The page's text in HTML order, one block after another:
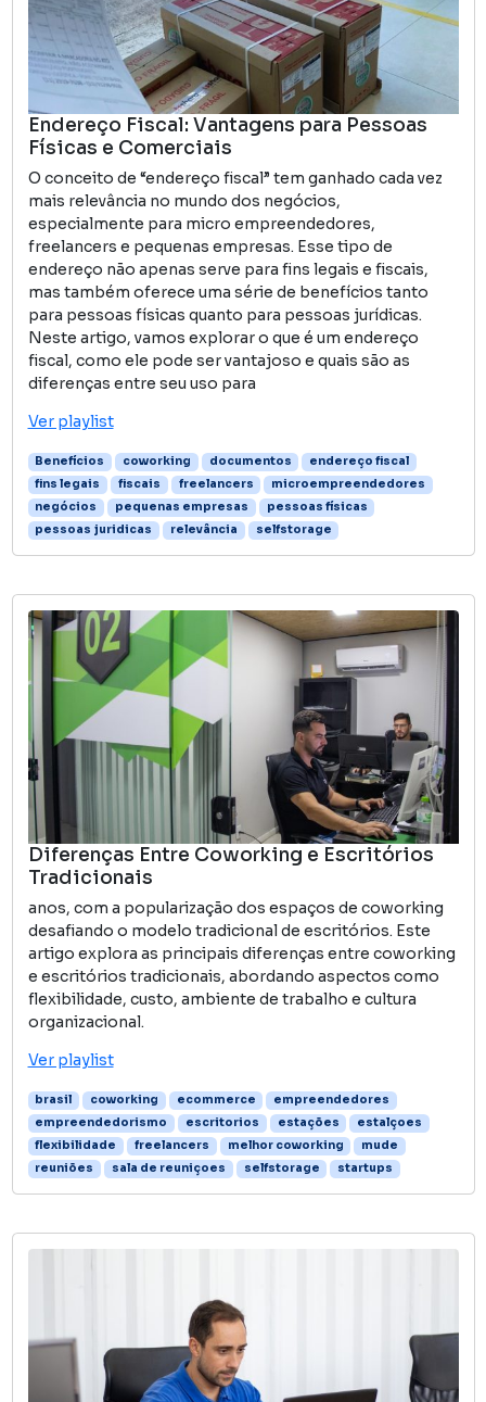
Endereço Fiscal: Vantagens para Pessoas
Físicas e Comerciais
O conceito de “endereço fiscal” tem ganhado cada vez
mais relevância no mundo dos negócios,
especialmente para micro empreendedores,
freelancers e pequenas empresas. Esse tipo de
endereço não apenas serve para fins legais e fiscais,
mas também oferece uma série de benefícios tanto
para pessoas físicas quanto para pessoas jurídicas.
Neste artigo, vamos explorar o que é um endereço
fiscal, como ele pode ser vantajoso e quais são as
diferenças entre seu uso para
Ver playlist
Benefícios coworking documentos
endereço fiscal
fins legais
fiscais freelancers
microempreendedores
negócios
pequenas empresas
pessoas físicas
pessoas juridicas
relevância selfstorage
Diferenças Entre Coworking e Escritórios
Tradicionais
anos, com a popularização dos espaços de coworking
desafiando o modelo tradicional de escritórios. Este
artigo explora as principais diferenças entre coworking
e escritórios tradicionais, abordando aspectos como
flexibilidade, custo, ambiente de trabalho e cultura
organizacional.
Ver playlist
brasil coworking ecommerce
empreendedores
empreendedorismo
escritorios estações
estalçoes
flexibilidade
freelancers melhor coworking
mude
reuniões
sala de reuniçoes selfstorage startups